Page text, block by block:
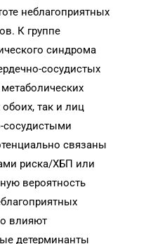
неблагоприятных
К группе
синдрома
сосудистых
так и лиц
сосудистыми
связаны
риска/ХБП или
вероятность
влияют
детерминанты